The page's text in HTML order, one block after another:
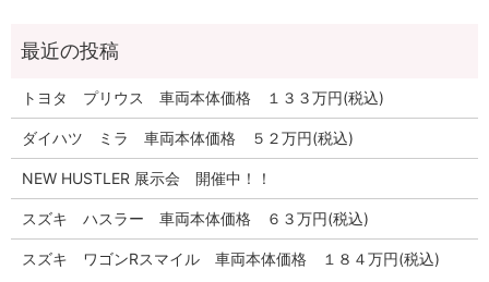
トヨタ プリウス 車両本体価格 １３３万円(税込)
ダイハツ ミラ 車両本体価格 ５２万円(税込)
NEW HUSTLER 展示会 開催中！！
スズキ ハスラー 車両本体価格 ６３万円(税込)
スズキ ワゴンRスマイル 車両本体価格 １８４万円(税込)